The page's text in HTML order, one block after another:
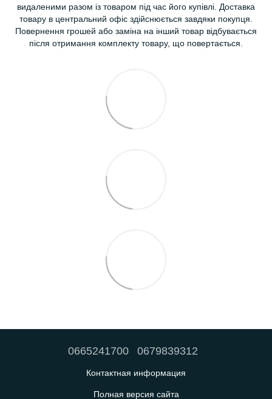
видаленими разом із товаром під час його купівлі. Доставка
товару в центральний офіс здійснюється завдяки покупця.
Повернення грошей або заміна на інший товар відбувається
після отримання комплекту товару, що повертається.
0665241700 0679839312
Контактная информация
Полная версия сайта